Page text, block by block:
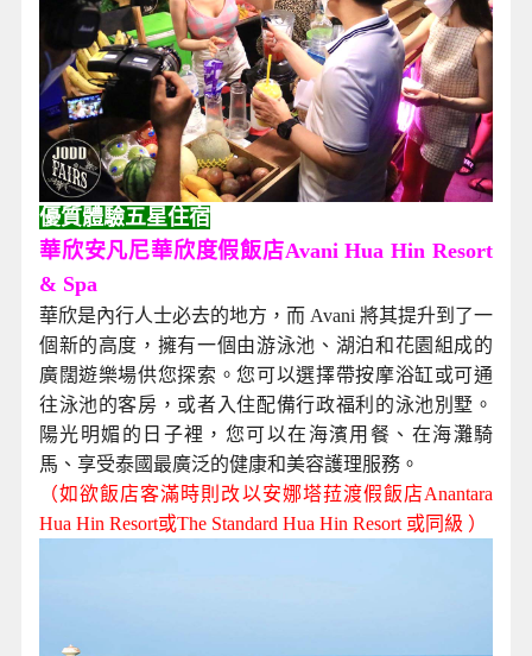
優質體驗五星住宿
華欣安凡尼華欣度假飯店Avani Hua Hin Resort
& Spa
華欣是內行人士必去的地方，而 Avani 將其提升到了一
個新的高度，擁有一個由游泳池、湖泊和花園組成的
廣闊遊樂場供您探索。您可以選擇帶按摩浴缸或可通
往泳池的客房，或者入住配備行政福利的泳池別墅。
陽光明媚的日子裡，您可以在海濱用餐、在海灘騎
馬、享受泰國最廣泛的健康和美容護理服務。
（如欲飯店客滿時則改以安娜塔菈渡假飯店Anantara
Hua Hin Resort或The Standard Hua Hin Resort 或同級 ）